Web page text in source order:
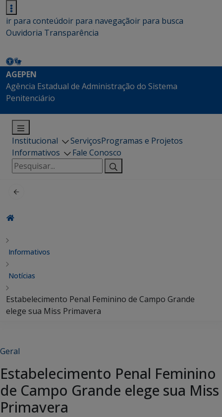
ir para conteúdoir para navegaçãoir para busca
Ouvidoria Transparência
AGEPEN
Agência Estadual de Administração do Sistema
Penitenciário
Institucional ServiçosProgramas e Projetos
Informativos
Fale Conosco
Pesquisar
por:
Informativos
Notícias
Estabelecimento Penal Feminino de Campo Grande
elege sua Miss Primavera
Geral
Estabelecimento Penal Feminino
de Campo Grande elege sua Miss
Primavera